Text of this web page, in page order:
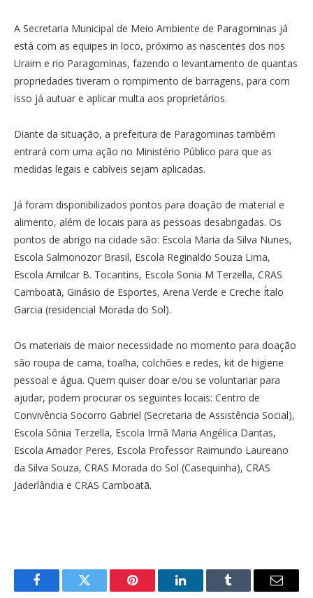
A Secretaria Municipal de Meio Ambiente de Paragominas já
está com as equipes in loco, próximo as nascentes dos rios
Uraim e rio Paragominas, fazendo o levantamento de quantas
propriedades tiveram o rompimento de barragens, para com
isso já autuar e aplicar multa aos proprietários.
Diante da situação, a prefeitura de Paragominas também
entrará com uma ação no Ministério Público para que as
medidas legais e cabíveis sejam aplicadas.
Já foram disponibilizados pontos para doação de material e
alimento, além de locais para as pessoas desabrigadas. Os
pontos de abrigo na cidade são: Escola Maria da Silva Nunes,
Escola Salmonozor Brasil, Escola Reginaldo Souza Lima,
Escola Amilcar B. Tocantins, Escola Sonia M Terzella, CRAS
Camboatã, Ginásio de Esportes, Arena Verde e Creche Ítalo
Garcia (residencial Morada do Sol).
Os materiais de maior necessidade no momento para doação
são roupa de cama, toalha, colchões e redes, kit de higiene
pessoal e água. Quem quiser doar e/ou se voluntariar para
ajudar, podem procurar os seguintes locais: Centro de
Convivência Socorro Gabriel (Secretaria de Assistência Social),
Escola Sônia Terzella, Escola Irmã Maria Angélica Dantas,
Escola Amador Peres, Escola Professor Raimundo Laureano
da Silva Souza, CRAS Morada do Sol (Casequinha), CRAS
Jaderlândia e CRAS Camboatã.
FacebookTwitter Pinterest LinkedInTumblr Email